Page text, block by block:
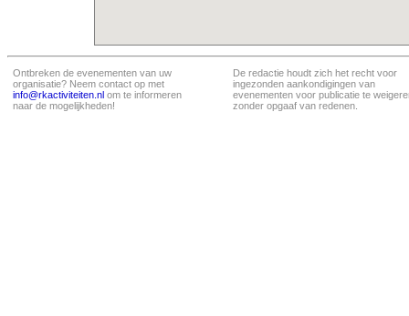
Ontbreken de evenementen van uw
organisatie? Neem contact op met
info@rkactiviteiten.nl om te informeren
naar de mogelijkheden!
De redactie houdt zich het recht voor
ingezonden aankondigingen van
evenementen voor publicatie te
zonder opgaaf van redenen.